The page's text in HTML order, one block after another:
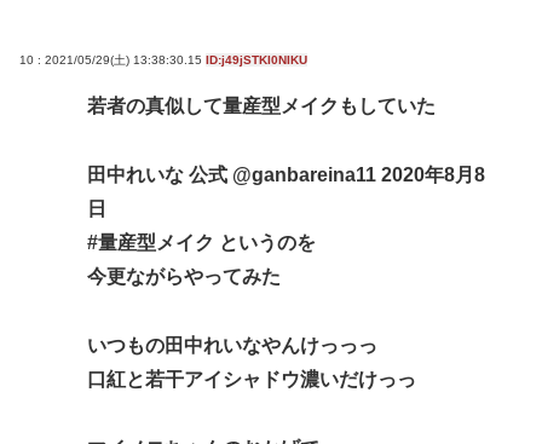
10 : 2021/05/29(土) 13:38:30.15 ID:j49jSTKI0NIKU
若者の真似して量産型メイクもしていた
田中れいな 公式 @ganbareina11 2020年8月8
日
#量産型メイク というのを
今更ながらやってみた
いつもの田中れいなやんけっっっ
口紅と若干アイシャドウ濃いだけっっ